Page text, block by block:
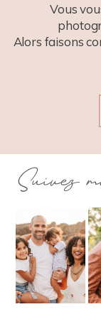
Vous
Alors faisons
Suivez